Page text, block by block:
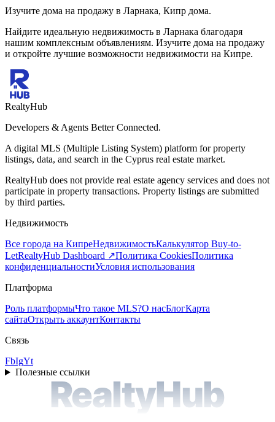
Изучите дома на продажу в Ларнака, Кипр дома.
Найдите идеальную недвижимость в Ларнака благодаря
нашим комплексным объявлениям. Изучите дома на продажу
и откройте лучшие возможности недвижимости на Кипре.
RealtyHub
Developers & Agents Better Connected.
A digital MLS (Multiple Listing System) platform for property
listings, data, and search in the Cyprus real estate market.
RealtyHub does not provide real estate agency services and does not
participate in property transactions. Property listings are submitted
by third parties.
Недвижимость
Все города на КипреНедвижимостьКалькулятор Buy-to-
LetRealtyHub Dashboard ↗Политика CookiesПолитика
конфиденциальностиУсловия использования
Платформа
Роль платформыЧто такое MLS?О насБлогКарта
сайтаОткрыть аккаунтКонтакты
Связь
FbIgYt
Полезные ссылки
RealtyHub